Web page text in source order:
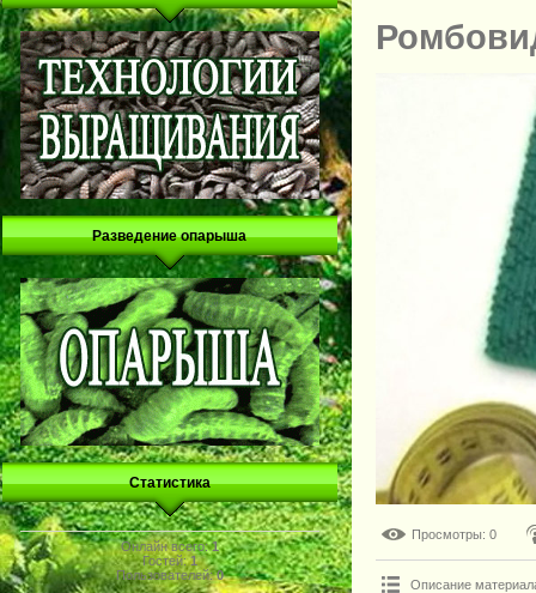
Разведение опарыша
Статистика
Онлайн всего:1
Гостей:1
Пользователей:0
Просмотры: 0
Описание